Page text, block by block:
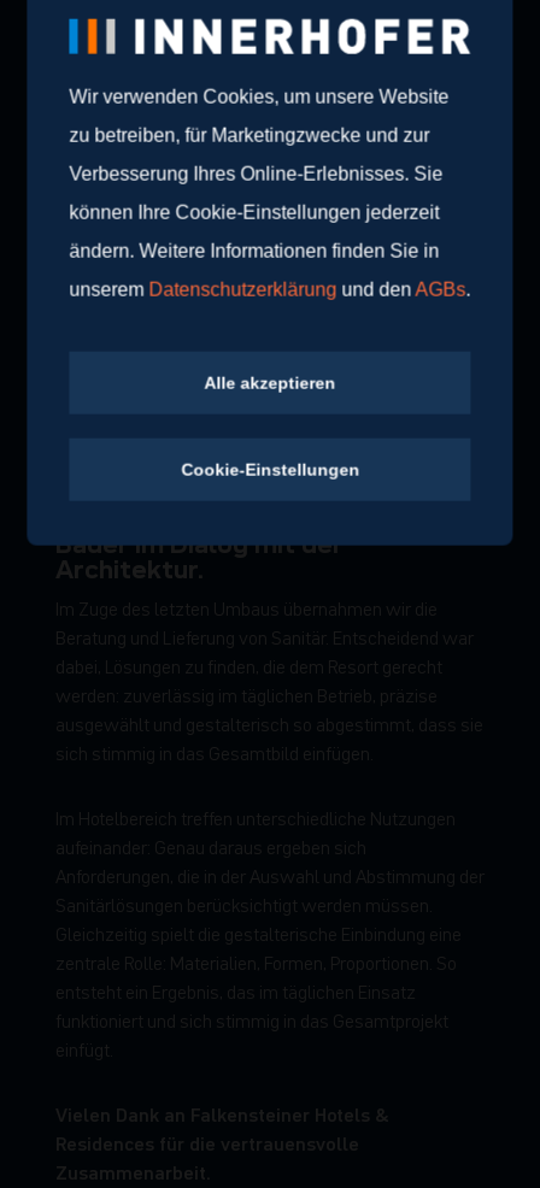
Bäder im Dialog mit der
Architektur.
Im Zuge des letzten Umbaus übernahmen wir die
Beratung und Lieferung von Sanitär. Entscheidend war
dabei, Lösungen zu finden, die dem Resort gerecht
werden: zuverlässig im täglichen Betrieb, präzise
ausgewählt und gestalterisch so abgestimmt, dass sie
sich stimmig in das Gesamtbild einfügen.
Im Hotelbereich treffen unterschiedliche Nutzungen
aufeinander: Genau daraus ergeben sich
Anforderungen, die in der Auswahl und Abstimmung der
Sanitärlösungen berücksichtigt werden müssen.
Gleichzeitig spielt die gestalterische Einbindung eine
zentrale Rolle: Materialien, Formen, Proportionen. So
entsteht ein Ergebnis, das im täglichen Einsatz
funktioniert und sich stimmig in das Gesamtprojekt
einfügt.
Vielen Dank an Falkensteiner Hotels &
Residences für die vertrauensvolle
Zusammenarbeit.
Wir verwenden Cookies, um unsere Website
zu betreiben, für Marketingzwecke und zur
Verbesserung Ihres Online-Erlebnisses. Sie
können Ihre Cookie-Einstellungen jederzeit
ändern. Weitere Informationen finden Sie in
unserem Datenschutzerklärung und denAGBs.
Alle akzeptieren
Cookie-Einstellungen